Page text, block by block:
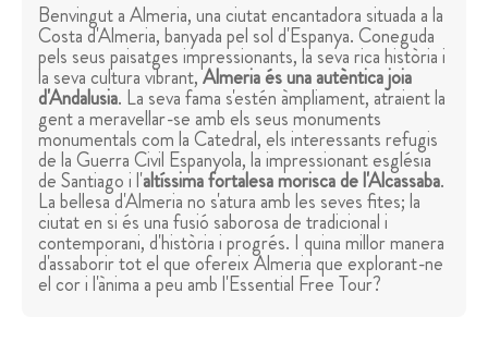
Benvingut a Almeria, una ciutat encantadora situada a la
Costa d'Almeria, banyada pel sol d'Espanya. Coneguda
pels seus paisatges impressionants, la seva rica història i
la seva cultura vibrant,Almeria és una autèntica joia
d'Andalusia. La seva fama s'estén àmpliament, atraient la
gent a meravellar-se amb els seus monuments
monumentals com la Catedral, els interessants refugis
de la Guerra Civil Espanyola, la impressionant església
de Santiago i l'altíssima fortalesa morisca de l'Alcassaba.
La bellesa d'Almeria no s'atura amb les seves fites; la
ciutat en si és una fusió saborosa de tradicional i
contemporani, d'història i progrés. I quina millor manera
d'assaborir tot el que ofereix Almeria que explorant-ne
el cor i l'ànima a peu amb l'Essential Free Tour?